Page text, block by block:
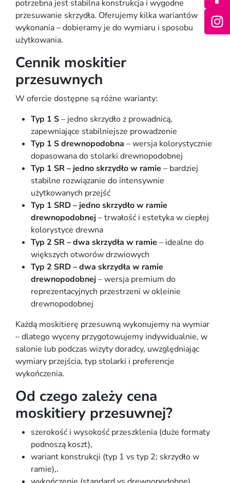
potrzebna jest stabilna konstrukcja i wygodne
przesuwanie skrzydła. Oferujemy kilka wariantów
wykonania – dobieramy je do wymiaru i sposobu
użytkowania.
Cennik moskitier
przesuwnych
W ofercie dostępne są różne warianty:
Typ 1 S– jedno skrzydło z prowadnicą,
zapewniające stabilniejsze prowadzenie
Typ 1 S drewnopodobna – wersja kolorystycznie
dopasowana do stolarki drewnopodobnej
Typ 1 SR – jedno skrzydło w ramie – bardziej
stabilne rozwiązanie do intensywnie
użytkowanych przejść
Typ 1 SRD – jedno skrzydło w ramie
drewnopodobnej– trwałość i estetyka w ciepłej
kolorystyce drewna
Typ 2 SR – dwa skrzydła w ramie – idealne do
większych otworów drzwiowych
Typ 2 SRD – dwa skrzydła w ramie
drewnopodobnej– wersja premium do
reprezentacyjnych przestrzeni w okleinie
drewnopodobnej
Każdą moskitierę przesuwną wykonujemy na wymiar
– dlategowyceny przygotowujemy indywidualnie, w
salonie lub podczas wizyty doradcy, uwzględniając
wymiary przejścia, typ stolarki i preferencje
wykończenia.
Od czego zależy cena
moskitiery przesuwnej?
szerokość i wysokość przeszklenia (duże formaty
podnoszą koszt),
wariant konstrukcji (typ 1 vs typ 2; skrzydło w
ramie),.